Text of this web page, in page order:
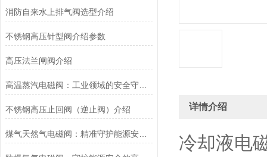
消防自来水上排气阀选型介绍
不锈钢高压针型阀介绍参数
高压法兰闸阀介绍
不锈钢高压止回阀（逆止阀）介绍
煤气天然气电磁阀：精准守护能源安全的“调控卫士”
详情介绍
冷却液电